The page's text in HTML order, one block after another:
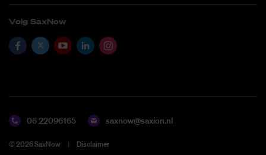
Volg SaxNow
06 22096165 saxnow@saxion.nl
©2026SaxNow Disclaimer